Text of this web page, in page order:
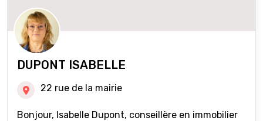
DUPONT ISABELLE
22 rue de la mairie
Bonjour, Isabelle Dupont, conseillère en immobilier